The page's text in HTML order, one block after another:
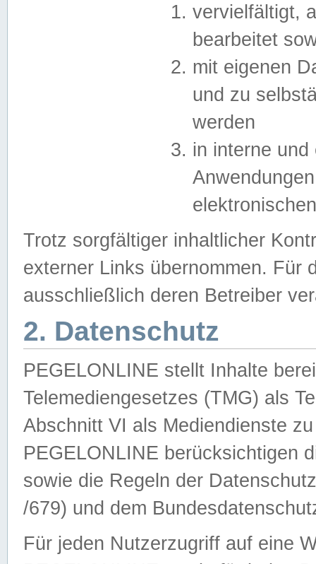
vervielfältigt,
bearbeitet
mit eigenen
und zu
werden
in interne
Trotz sorgfältiger inhaltlicher
externer Links übernommen. Für
ausschließlich deren Betreiber
2. Datenschutz
PEGELONLINE stellt Inhalte
Telemediengesetzes (TMG) als
Abschnitt VI als Mediendienste
PEGELONLINE berücksichtigen
sowie die Regeln der
/679) und dem
Für jeden Nutzerzugriff auf eine